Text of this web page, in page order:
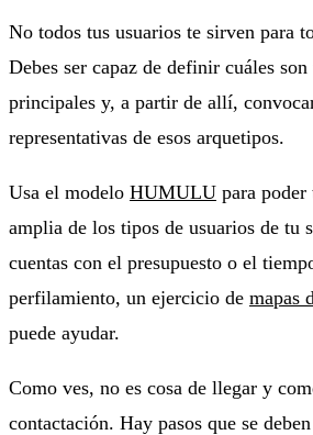
No todos tus usuarios te sirven para
Debes ser capaz de definir cuáles
principales y, a partir de allí,
representativas de esos arquetipos.
Usa el modelo HUMULU para poder
amplia de los tipos de usuarios de tu
cuentas con el presupuesto o el
perfilamiento, un ejercicio de mapas
puede ayudar.
Como ves, no es cosa de llegar y
contactación. Hay pasos que se